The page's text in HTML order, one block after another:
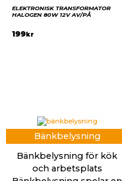
ELEKTRONISK TRANSFORMATOR
HALOGEN 80W 12V AV/PÅ
199kr
Bänkbelysning
Bänkbelysning för kök
och arbetsplats